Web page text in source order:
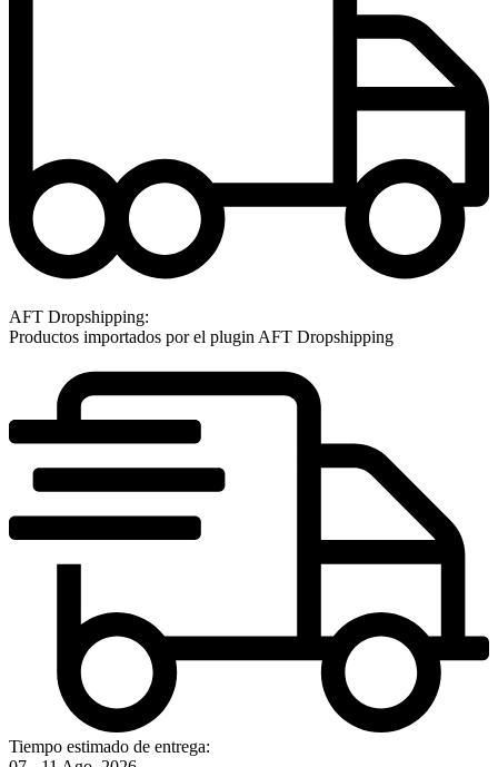
AFT Dropshipping:
Productos importados por el plugin AFT Dropshipping
Tiempo estimado de entrega: